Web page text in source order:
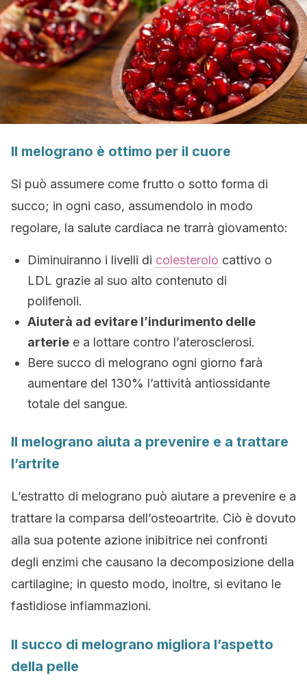
Il melograno è ottimo per il cuore
Si può assumere come frutto o sotto forma di
succo; in ogni caso, assumendolo in modo
regolare, la salute cardiaca ne trarrà giovamento:
Diminuiranno i livelli di colesterolo cattivo o
LDL grazie al suo alto contenuto di
polifenoli.
Aiuterà ad evitare l’indurimento delle
arterie e a lottare contro l’aterosclerosi.
Bere succo di melograno ogni giorno farà
aumentare del 130% l’attività antiossidante
totale del sangue.
Il melograno aiuta a prevenire e a trattare
l’artrite
L’estratto di melograno può aiutare a prevenire e a
trattare la comparsa dell’osteoartrite. Ciò è dovuto
alla sua potente azione inibitrice nei confronti
degli enzimi che causano la decomposizione della
cartilagine; in questo modo, inoltre, si evitano le
fastidiose infiammazioni.
Il succo di melograno migliora l’aspetto
della pelle